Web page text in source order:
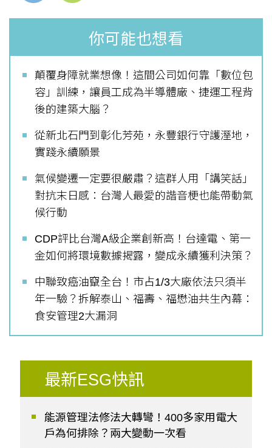
你可能也想看
顛覆身障就業想像！這間公司如何靠「數位包
容」訓練，讓員工成為半導體廠、捷運工程背
後的建築大腦？
從新北石門到彰化芳苑，永豐銀行守護溼地，
實踐永續願景
氣候變遷一定要很嚴肅？這群人用「講笑話」
對抗末日感：台灣人最愛的諧音梗也能帶動氣
候行動
CDP評比台灣A級企業創新高！台達電、第一
金如何將環境數據揭露，變成永續獲利決策？
中聯致癌油竄全台！市占1/3大廠依法只須半
年一驗？拆解泰山、福壽、福懋油共生內幕：
食安管理2大漏洞
最新ESG快訊
能源管理法修法大轉彎！400多家用電大
戶為何排除？兩大變動一次看